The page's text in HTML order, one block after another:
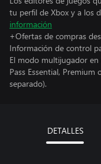
tu perfil de Xbox y a los
información
+Ofertas de compras
Información de control
El modo multijugador en
Pass Essential,
separado).
DETALLES